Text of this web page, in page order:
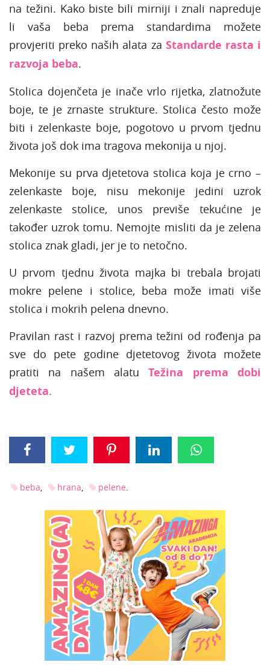
na težini. Kako biste bili mirniji i znali napreduje
li vaša beba prema standardima možete
provjeriti preko naših alata za Standarde rasta i
razvoja beba.
Stolica dojenčeta je inače vrlo rijetka, zlatnožute
boje, te je zrnaste strukture. Stolica često može
biti i zelenkaste boje, pogotovo u prvom tjednu
života još dok ima tragova mekonija u njoj.
Mekonije su prva djetetova stolica koja je crno –
zelenkaste boje, nisu mekonije jedini uzrok
zelenkaste stolice, unos previše tekućine je
također uzrok tomu. Nemojte misliti da je zelena
stolica znak gladi, jer je to netočno.
U prvom tjednu života majka bi trebala brojati
mokre pelene i stolice, beba može imati više
stolica i mokrih pelena dnevno.
Pravilan rast i razvoj prema težini od rođenja pa
sve do pete godine djetetovog života možete
pratiti na našem alatuTežina prema dobi
djeteta.
beba hrana pelene